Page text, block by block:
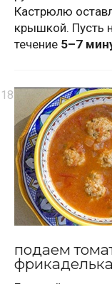
Кастрюлю
крышкой. Пусть
течение 5–7
подаем